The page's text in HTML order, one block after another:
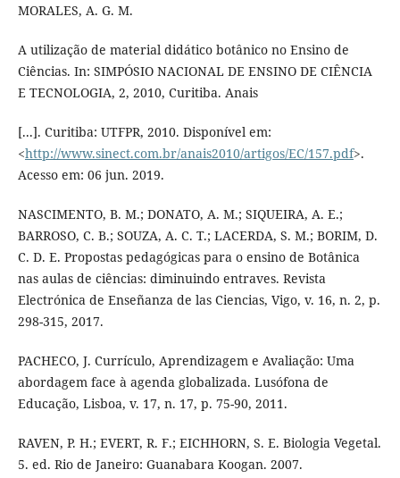
MORALES, A. G. M.
A utilização de material didático botânico no Ensino de
Ciências. In: SIMPÓSIO NACIONAL DE ENSINO DE CIÊNCIA
E TECNOLOGIA, 2, 2010, Curitiba. Anais
[...]. Curitiba: UTFPR, 2010. Disponível em:
<http://www.sinect.com.br/anais2010/artigos/EC/157.pdf>.
Acesso em: 06 jun. 2019.
NASCIMENTO, B. M.; DONATO, A. M.; SIQUEIRA, A. E.;
BARROSO, C. B.; SOUZA, A. C. T.; LACERDA, S. M.; BORIM, D.
C. D. E. Propostas pedagógicas para o ensino de Botânica
nas aulas de ciências: diminuindo entraves. Revista
Electrónica de Enseñanza de las Ciencias, Vigo, v. 16, n. 2, p.
298-315, 2017.
PACHECO, J. Currículo, Aprendizagem e Avaliação: Uma
abordagem face à agenda globalizada. Lusófona de
Educação, Lisboa, v. 17, n. 17, p. 75-90, 2011.
RAVEN, P. H.; EVERT, R. F.; EICHHORN, S. E. Biologia Vegetal.
5. ed. Rio de Janeiro: Guanabara Koogan. 2007.